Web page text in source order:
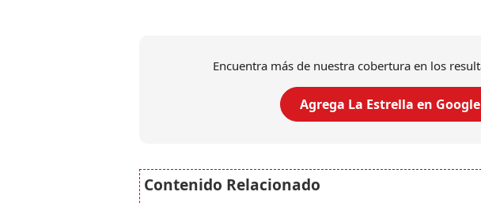
Encuentra más de nuestra cobertura en los
Agrega La Estrella en
Un
7,1